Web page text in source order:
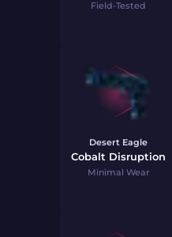
Field-Tested
Desert Eagle
Cobalt Disruption
Minimal Wear